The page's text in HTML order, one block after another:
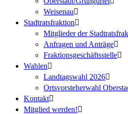
Weisenau
Stadtratsfraktion
Mitglieder der
Anfragen und Anträge
Fraktionsgeschäftsstelle
Wahlen
Landtagswahl 2026
Ortsvorsteherwahl
Kontakt
Mitglied werden!